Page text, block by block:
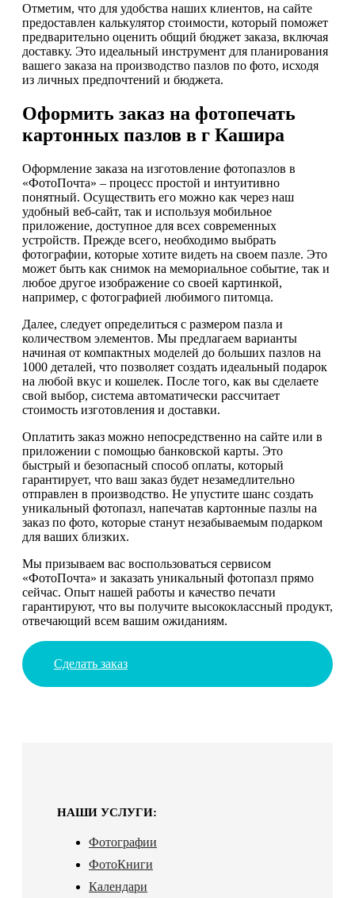
Отметим, что для удобства наших клиентов, на сайте
предоставлен калькулятор стоимости, который поможет
предварительно оценить общий бюджет заказа, включая
доставку. Это идеальный инструмент для планирования
вашего заказа на производство пазлов по фото, исходя
из личных предпочтений и бюджета.
Оформить заказ на фотопечать
картонных пазлов в г Кашира
Оформление заказа на изготовление фотопазлов в
«ФотоПочта» – процесс простой и интуитивно
понятный. Осуществить его можно как через наш
удобный веб-сайт, так и используя мобильное
приложение, доступное для всех современных
устройств. Прежде всего, необходимо выбрать
фотографии, которые хотите видеть на своем пазле. Это
может быть как снимок на мемориальное событие, так и
любое другое изображение со своей картинкой,
например, с фотографией любимого питомца.
Далее, следует определиться с размером пазла и
количеством элементов. Мы предлагаем варианты
начиная от компактных моделей до больших пазлов на
1000 деталей, что позволяет создать идеальный подарок
на любой вкус и кошелек. После того, как вы сделаете
свой выбор, система автоматически рассчитает
стоимость изготовления и доставки.
Оплатить заказ можно непосредственно на сайте или в
приложении с помощью банковской карты. Это
быстрый и безопасный способ оплаты, который
гарантирует, что ваш заказ будет незамедлительно
отправлен в производство. Не упустите шанс создать
уникальный фотопазл, напечатав картонные пазлы на
заказ по фото, которые станут незабываемым подарком
для ваших близких.
Мы призываем вас воспользоваться сервисом
«ФотоПочта» и заказать уникальный фотопазл прямо
сейчас. Опыт нашей работы и качество печати
гарантируют, что вы получите высококлассный продукт,
отвечающий всем вашим ожиданиям.
Сделать заказ
НАШИ УСЛУГИ:
Фотографии
ФотоКниги
Календари